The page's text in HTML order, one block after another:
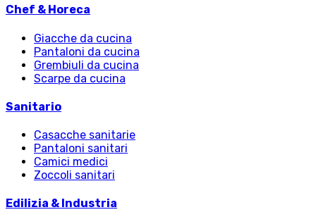
Chef & Horeca
Giacche da cucina
Pantaloni da cucina
Grembiuli da cucina
Scarpe da cucina
Sanitario
Casacche sanitarie
Pantaloni sanitari
Camici medici
Zoccoli sanitari
Edilizia & Industria